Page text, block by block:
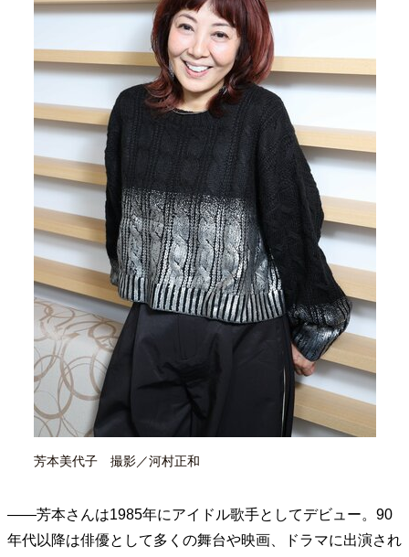
40代からの景色 50代のリアル
美しさの哲学
パートナーとの歩み方
親になるということ
病が教えてくれたこと
移住という選択
熱狂できるもの
一生モノの愛用品
私を彩るエッセンス
60代のネクストステージ
70代のグランドデザイン
社会・カルチャー・マネー
地域とつながる/お金との付き合い方
芳本美代子 撮影／河村正和
――芳本さんは1985年にアイドル歌手としてデビュー。90
年代以降は俳優として多くの舞台や映画、ドラマに出演され